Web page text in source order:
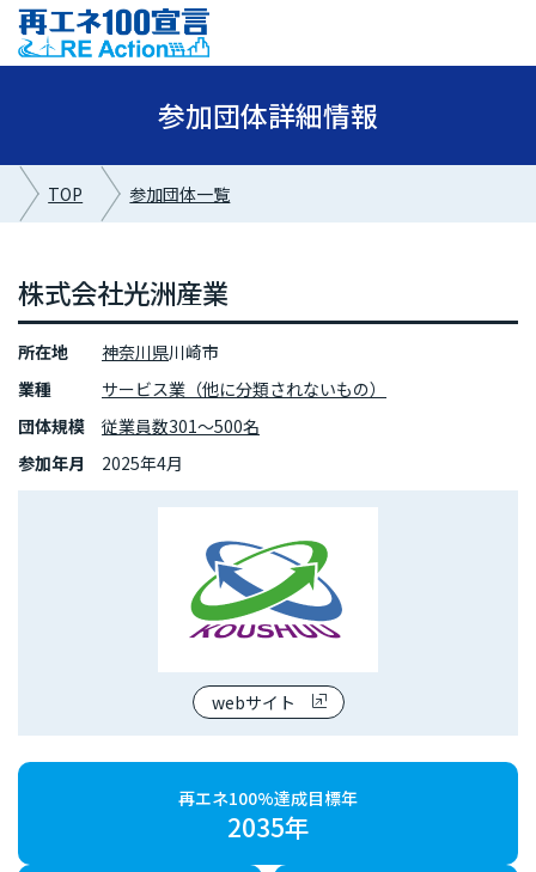
参加団体詳細情報
TOP 参加団体一覧
株式会社光洲産業
所在地 神奈川県川崎市
業種
サービス業（他に分類されないもの）
団体規模
従業員数301～500名
参加年月
2025年4月
webサイト
再エネ100%達成目標年
2035年